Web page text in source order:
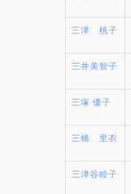
三津 桃子
三井美智子
三塚 優子
三橋 里衣
三津谷睦子